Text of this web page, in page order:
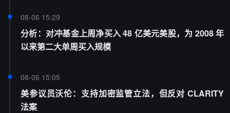
08-06 15:29
分析：对冲基金上周净买入 48 亿美元美股，为 2008 年
以来第二大单周买入规模
08-06 15:05
美参议员沃伦：支持加密监管立法，但反对 CLARITY
法案